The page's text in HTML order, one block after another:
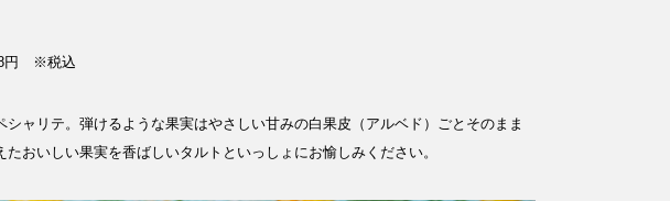
円 ※税込
ャリテ。​弾けるような果実はやさしい甘みの白果皮（アルベド）ごとそのまま
おいしい果実を香ばしいタルトといっしょにお愉しみください。